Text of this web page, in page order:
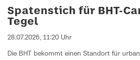
Spatenstich für BHT-
Tegel
28.07.2026, 11:20 Uhr
Die BHT bekommt einen Standort für